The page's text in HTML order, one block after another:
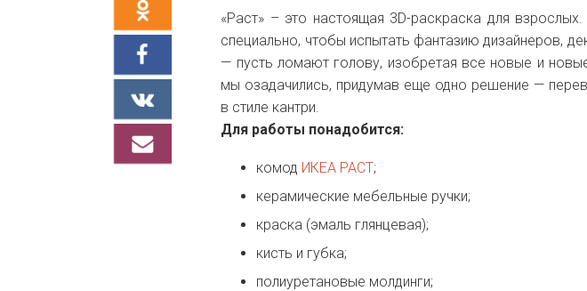
«Раст» – это настоящая 3D-раскраска для
специально, чтобы испытать фантазию дизайнеров,
— пусть ломают голову, изобретая все новые и
мы озадачились, придумав еще одно решение —
в стиле кантри.
Для работы понадобится:
комод ИКЕА РАСТ;
керамические мебельные ручки;
краска (эмаль глянцевая);
кисть и губка;
полиуретановые молдинги;